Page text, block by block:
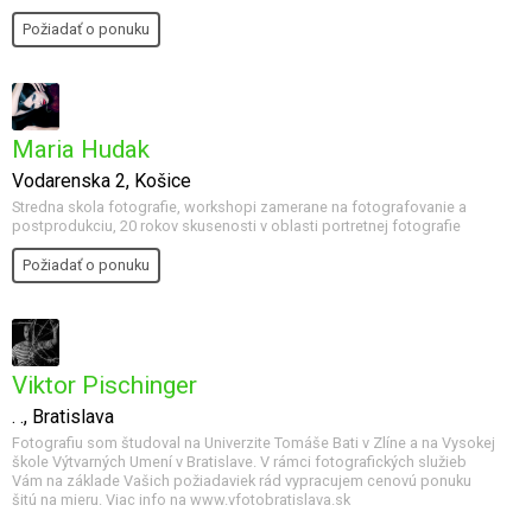
Požiadať o ponuku
Maria Hudak
Vodarenska 2, Košice
Stredna skola fotografie, workshopi zamerane na fotografovanie a
postprodukciu, 20 rokov skusenosti v oblasti portretnej fotografie
Požiadať o ponuku
Viktor Pischinger
. ., Bratislava
Fotografiu som študoval na Univerzite Tomáše Bati v Zlíne a na Vysokej
škole Výtvarných Umení v Bratislave. V rámci fotografických služieb
Vám na základe Vašich požiadaviek rád vypracujem cenovú ponuku
šitú na mieru. Viac info na www.vfotobratislava.sk